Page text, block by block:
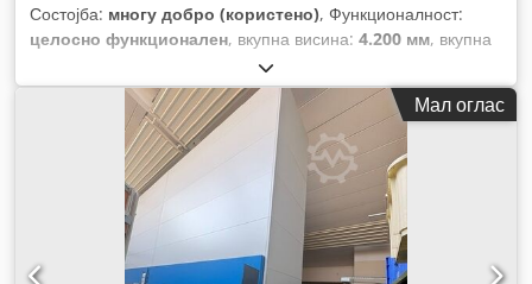
Состојба: многу добро (користено), Функционалност:
целосно функционален, вкупна висина: 4.200 мм, вкупна
, вкупна должина:
капацитет по складишна секција:350 кг, градежна ширина:
, времетраење на гаранцијата:12 месеци,
безбедносна светлосна завеса
Мал оглас